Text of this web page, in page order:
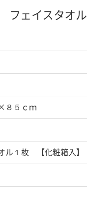
ェイスタオル
８５ｃｍ
ル１枚 【化粧箱入】